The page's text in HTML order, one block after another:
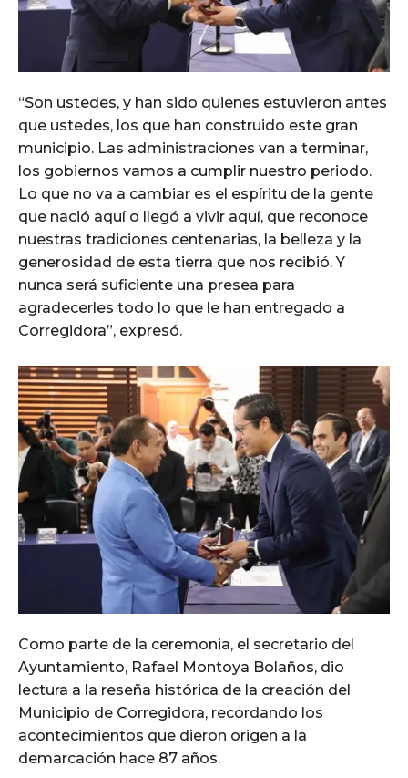
“Son ustedes, y han sido quienes estuvieron antes
que ustedes, los que han construido este gran
municipio. Las administraciones van a terminar,
los gobiernos vamos a cumplir nuestro periodo.
Lo que no va a cambiar es el espíritu de la gente
que nació aquí o llegó a vivir aquí, que reconoce
nuestras tradiciones centenarias, la belleza y la
generosidad de esta tierra que nos recibió. Y
nunca será suficiente una presea para
agradecerles todo lo que le han entregado a
Corregidora”, expresó.
Como parte de la ceremonia, el secretario del
Ayuntamiento, Rafael Montoya Bolaños, dio
lectura a la reseña histórica de la creación del
Municipio de Corregidora, recordando los
acontecimientos que dieron origen a la
demarcación hace 87 años.